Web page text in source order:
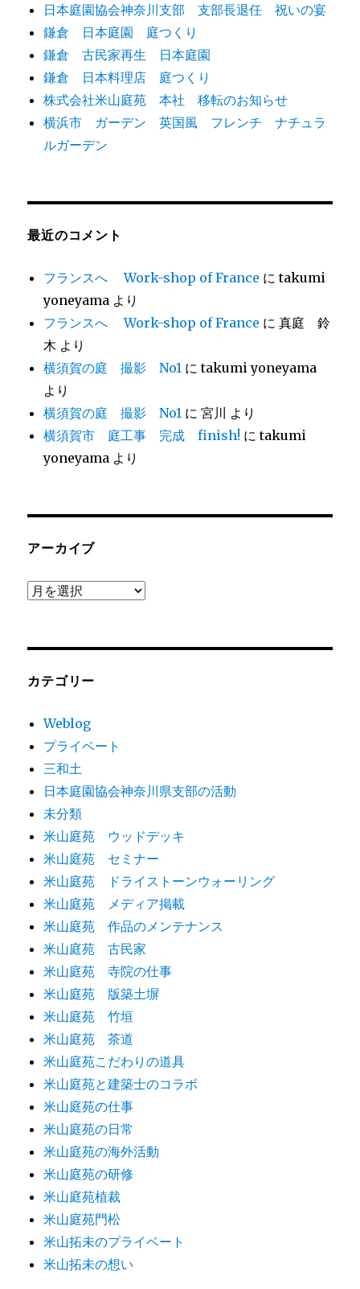
日本庭園協会神奈川支部 支部長退任 祝いの宴
鎌倉 日本庭園 庭つくり
鎌倉 古民家再生 日本庭園
鎌倉 日本料理店 庭つくり
株式会社米山庭苑 本社 移転のお知らせ
横浜市 ガーデン 英国風 フレンチ ナチュラ
ルガーデン
最近のコメント
フランスへ Work-shop of France にtakumi
yoneyama より
フランスへ Work-shop of France に真庭 鈴
木 より
横須賀の庭 撮影 No1 にtakumi yoneyama
より
横須賀の庭 撮影 No1 に宮川 より
横須賀市 庭工事 完成 finish! にtakumi
yoneyama より
アーカイブ
ア
ブ
カテゴリー
Weblog
プライベート
三和土
日本庭園協会神奈川県支部の活動
未分類
米山庭苑 ウッドデッキ
米山庭苑 セミナー
米山庭苑 ドライストーンウォーリング
米山庭苑 メディア掲載
米山庭苑 作品のメンテナンス
米山庭苑 古民家
米山庭苑 寺院の仕事
米山庭苑 版築土塀
米山庭苑 竹垣
米山庭苑 茶道
米山庭苑こだわりの道具
米山庭苑と建築士のコラボ
米山庭苑の仕事
米山庭苑の日常
米山庭苑の海外活動
米山庭苑の研修
米山庭苑植裁
米山庭苑門松
米山拓未のプライベート
米山拓未の想い